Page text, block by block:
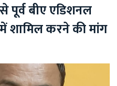
पूर्व बीए एडिशनल
में शामिल करने की मांग